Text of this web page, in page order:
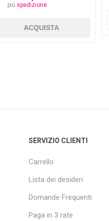
più spedizione
SERVIZIO CLIENTI
Carrello
Lista dei desideri
Domande Frequenti
Paga in 3 rate